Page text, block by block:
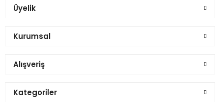
Üyelik
Kurumsal
Alışveriş
Kategoriler